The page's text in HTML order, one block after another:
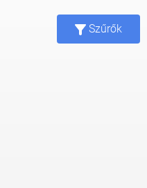
Szűrők